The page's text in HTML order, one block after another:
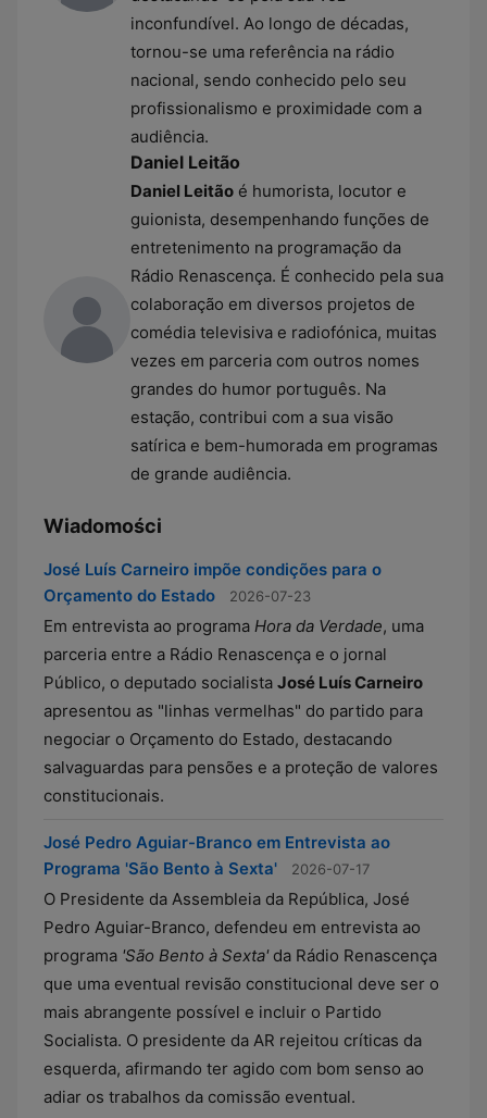
inconfundível. Ao longo de décadas,
tornou-se uma referência na rádio
nacional, sendo conhecido pelo seu
profissionalismo e proximidade com a
audiência.
Daniel Leitão
Daniel Leitão é humorista, locutor e
guionista, desempenhando funções de
entretenimento na programação da
Rádio Renascença. É conhecido pela sua
colaboração em diversos projetos de
comédia televisiva e radiofónica, muitas
vezes em parceria com outros nomes
grandes do humor português. Na
estação, contribui com a sua visão
satírica e bem-humorada em programas
de grande audiência.
Wiadomości
José Luís Carneiro impõe condições para o
Orçamento do Estado
2026-07-23
Em entrevista ao programa Hora da Verdade, uma
parceria entre a Rádio Renascença e o jornal
Público, o deputado socialista José Luís Carneiro
apresentou as "linhas vermelhas" do partido para
negociar o Orçamento do Estado, destacando
salvaguardas para pensões e a proteção de valores
constitucionais.
José Pedro Aguiar-Branco em Entrevista ao
Programa 'São Bento à Sexta'
2026-07-17
O Presidente da Assembleia da República, José
Pedro Aguiar-Branco, defendeu em entrevista ao
programa 'São Bento à Sexta'da Rádio Renascença
que uma eventual revisão constitucional deve ser o
mais abrangente possível e incluir o Partido
Socialista. O presidente da AR rejeitou críticas da
esquerda, afirmando ter agido com bom senso ao
adiar os trabalhos da comissão eventual.